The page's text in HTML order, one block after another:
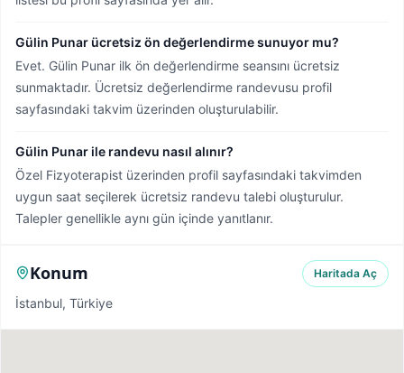
Gülin Punar ücretsiz ön değerlendirme sunuyor mu?
Evet. Gülin Punar ilk ön değerlendirme seansını ücretsiz
sunmaktadır. Ücretsiz değerlendirme randevusu profil
sayfasındaki takvim üzerinden oluşturulabilir.
Gülin Punar ile randevu nasıl alınır?
Özel Fizyoterapist üzerinden profil sayfasındaki takvimden
uygun saat seçilerek ücretsiz randevu talebi oluşturulur.
Talepler genellikle aynı gün içinde yanıtlanır.
Konum
İstanbul, Türkiye
Haritada Aç